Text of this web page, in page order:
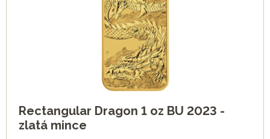
Rectangular Dragon 1 oz BU 2023 -
zlatá mince